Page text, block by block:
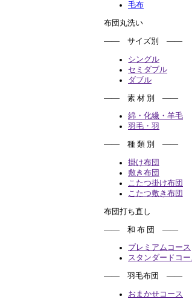
毛布
布団丸洗い
―― サイズ別 ――
シングル
セミダブル
ダブル
―― 素 材 別 ――
綿・化繊・羊毛
羽毛・羽
―― 種 類 別 ――
掛け布団
敷き布団
こたつ掛け布団
こたつ敷き布団
布団打ち直し
―― 和 布 団 ――
プレミアムコース
スタンダードコー
―― 羽毛布団 ――
おまかせコース